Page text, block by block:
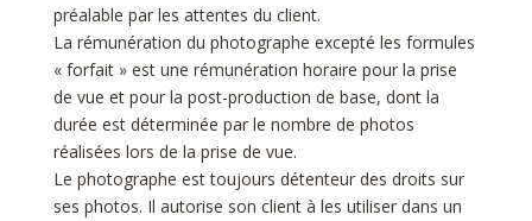
préalable par les attentes du client.
La rémunération du photographe excepté les formules
« forfait » est une rémunération horaire pour la prise
de vue et pour la post-production de base, dont la
durée est déterminée par le nombre de photos
réalisées lors de la prise de vue.
Le photographe est toujours détenteur des droits sur
ses photos. Il autorise son client à les utiliser dans un